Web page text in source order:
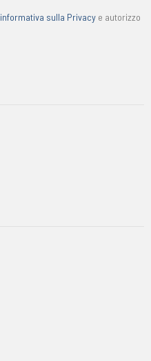
informativa sulla Privacy e autorizzo